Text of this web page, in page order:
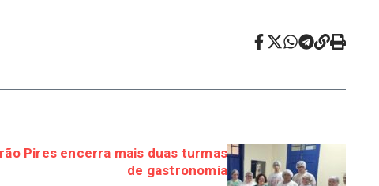
Pires encerra mais duas turmas
de gastronomia